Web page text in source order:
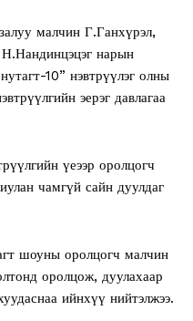
малчин Г.Ганхүрэл,
нарын
10” нэвтрүүлэг олны
эерэг давлагаа
үеээр оролцогч
чамгүй сайн дуулдаг
шоуны оролцогч малчин
оролцож, дуулахаар
ийнхүү нийтэлжээ.